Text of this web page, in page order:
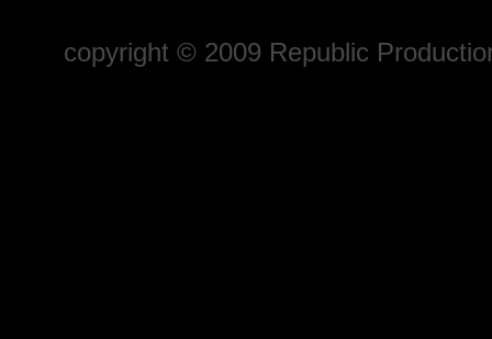
copyright © 2009 Republic